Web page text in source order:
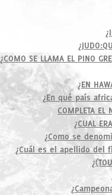
¿COMO SE LLAMA EL PINO
¿EN
¿En qué país
COMPLETA EL
¿CUAL
¿Como se
¿Cuál es el apellido del